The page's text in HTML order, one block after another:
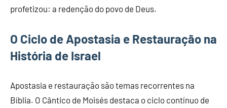
profetizou: a redenção do povo de Deus.
O Ciclo de Apostasia e Restauração na
História de Israel
Apostasia e restauração são temas recorrentes na
Bíblia. O Cântico de Moisés destaca o ciclo contínuo de